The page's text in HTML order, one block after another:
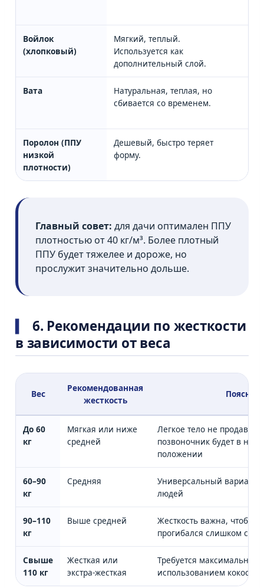
Войлок
(хлопковый)
Мягкий, теплый.
Используется как
дополнительный слой.
Вата
Натуральная, теплая, но
сбивается со временем.
Поролон (ППУ
низкой
плотности)
Дешевый, быстро теряет
форму.
Главный совет: для дачи оптимален ППУ
плотностью от 40 кг/м³. Более плотный
ППУ будет тяжелее и дороже, но
прослужит значительно дольше.
6. Рекомендации по жесткости
в зависимости от веса
Вес
Рекомендованная
жесткость
До 60
кг
Мягкая или ниже
средней
Легкое тело не продавит
позвоночник будет в
положении
60–90
кг
Средняя
Универсальный вариант
людей
90–110
кг
Выше средней
Жесткость важна, чтобы
прогибался слишком
Свыше
110 кг
Жесткая или
экстра-жесткая
Требуется максимальная
использованием